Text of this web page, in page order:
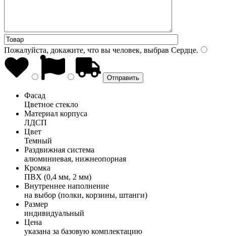
Пожалуйста, докажите, что вы человек, выбрав Сердце.
Фасад
Цветное стекло
Материал корпуса
ЛДСП
Цвет
Темный
Раздвижная система
алюминиевая, нижнеопорная
Кромка
ПВХ (0,4 мм, 2 мм)
Внутреннее наполнение
на выбор (полки, корзины, штанги)
Размер
индивидуальный
Цена
указана за базовую комплектацию